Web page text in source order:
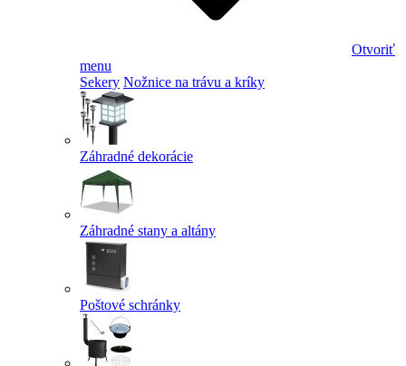
Otvoriť
menu
Sekery Nožnice na trávu a kríky
Záhradné dekorácie
Záhradné stany a altány
Poštové schránky